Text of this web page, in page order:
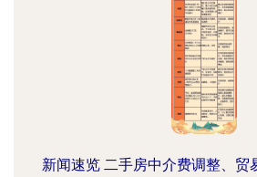
新闻速览 二手房中介费调整、贸